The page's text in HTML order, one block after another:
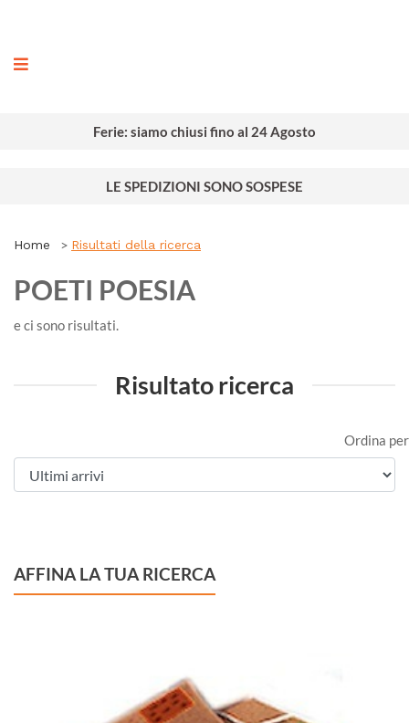
Ferie: siamo chiusi fino al 24 Agosto
LE SPEDIZIONI SONO SOSPESE
Home Risultati della ricerca
POETI POESIA
e ci sono risultati.
Risultato ricerca
AFFINA LA TUA RICERCA
Ordina per